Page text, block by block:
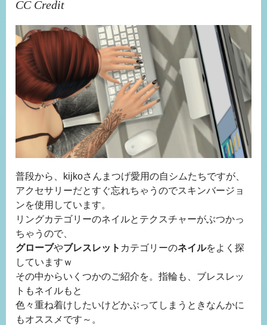
CC Credit
普段から、kijkoさんまつげ愛用の自シムたちですが、
アクセサリーだとすぐ忘れちゃうのでスキンバージョ
ンを使用しています。
リングカテゴリーのネイルとテクスチャーがぶつかっ
ちゃうので、
グローブやブレスレット カテゴリーのネイルをよく探
していますｗ
その中からいくつかのご紹介を。指輪も、ブレスレッ
トもネイルもと
色々重ね着けしたいけどかぶってしまうときなんかに
もオススメです～。